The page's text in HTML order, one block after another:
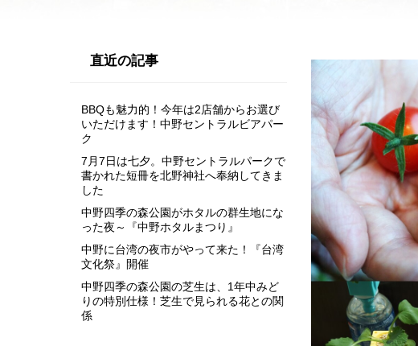
直近の記事
BBQも魅力的！今年は2店舗からお選び
いただけます！中野セントラルビアパー
ク
7月7日は七夕。中野セントラルパークで
書かれた短冊を北野神社へ奉納してきま
した
中野四季の森公園がホタルの群生地にな
った夜～『中野ホタルまつり』
中野に台湾の夜市がやって来た！『台湾
文化祭』開催
中野四季の森公園の芝生は、1年中みど
りの特別仕様！芝生で見られる花との関
係